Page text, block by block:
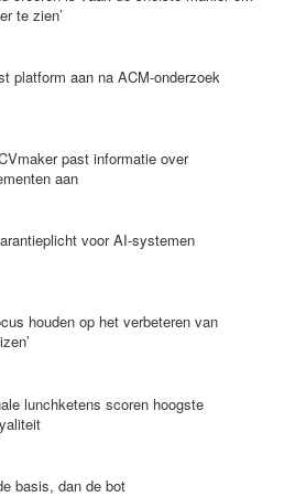
te zien’
platform aan na ACM-onderzoek
past informatie over
aan
voor AI-systemen
houden op het verbeteren van
lunchketens scoren hoogste
basis, dan de bot